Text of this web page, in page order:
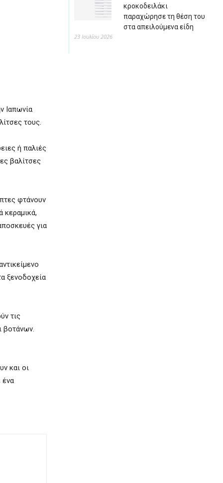
Ιαπωνία
τους.
ή παλιές
βαλίτσες
φτάνουν
κεραμικά,
για
ξενοδοχεία
τις
βοτάνων.
και οι
ένα
κροκοδειλάκι
παραχώρησε τη θέση του
στα απειλούμενα είδη
23 Ιουλίου 2026